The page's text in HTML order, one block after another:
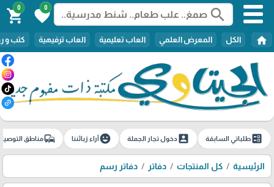
search
0
favorite
0
shopping_cart
home الكل المعرض العلمي العاب تعليمية العاب ترفيهية كتب و
ballotطلباتي السابقة account_boxدخول تجار الجملة emoji_emotionsآراء زبائننا commuteمناطق
الرئيسية كل المنتجات دفاتر دفاتر رسم